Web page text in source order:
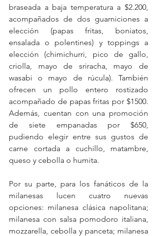
braseada a baja temperatura a $2.200,
acompañados de dos guarniciones a
elección (papas fritas, boniatos,
ensalada o polentines) y toppings a
elección (chimichurri, pico de gallo,
criolla, mayo de sriracha, mayo de
wasabi o mayo de rúcula). También
ofrecen un pollo entero rostizado
acompañado de papas fritas por $1500.
Además, cuentan con una promoción
de siete empanadas por $650,
pudiendo elegir entre sus gustos de
carne cortada a cuchillo, matambre,
queso y cebolla o humita.
Por su parte, para los fanáticos de la
milanesas lucen cuatro nuevas
opciones: milanesa clásica napolitana;
milanesa con salsa pomodoro italiana,
mozzarella, cebolla y panceta; milanesa